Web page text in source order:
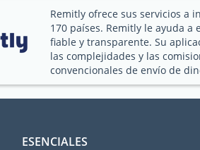
Remitly ofrece sus servicios a
170 países. Remitly le ayuda
fiable y transparente. Su
las complejidades y las
convencionales de envío de
ESENCIALES